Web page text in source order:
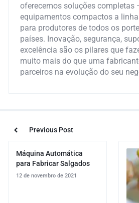
oferecemos soluções completas
equipamentos compactos a
para produtores de todos os
países. Inovação, segurança,
excelência são os pilares que
muito mais do que uma
parceiros na evolução do seu
Previous Post
Máquina Automática
para Fabricar Salgados
12 de novembro de 2021